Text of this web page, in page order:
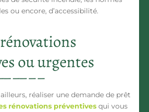
ou encore, d’accessibilité.
ou urgentes
réaliser une demande de prêt
rénovations préventives qui vous